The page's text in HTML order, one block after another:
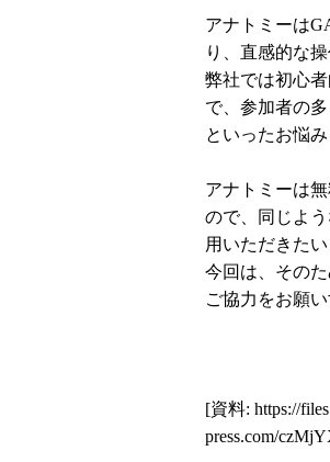
アナトミーは
り、直感的な
弊社では初心
で、参加者の
といったお悩
アナトミーは
ので、同じよ
用いただきた
今回は、その
ご協力をお願
[資料: https://
press.com/